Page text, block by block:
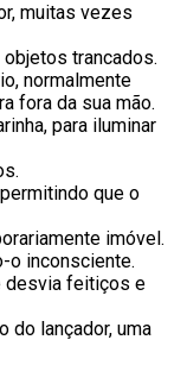
muitas vezes
trancados.
normalmente
fora da sua mão.
para iluminar
que o
imóvel.
o inconsciente.
desvia feitiços e
do lançador, uma